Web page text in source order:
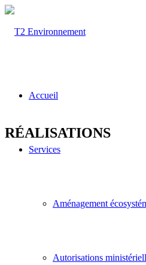
Accueil
Services
Aménagement
Autorisations
RÉALISATIONS